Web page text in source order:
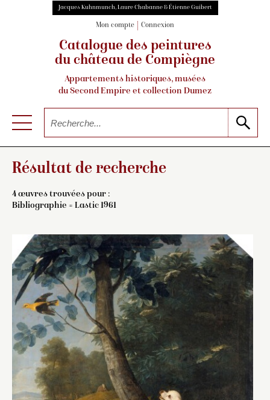
Jacques Kuhnmunch, Laure Chabanne & Étienne Guibert
Mon compte Connexion
Catalogue des peintures
du château de Compiègne
Appartements historiques, musées
du Second Empire et collection Dumez
Résultat de recherche
4 œuvres trouvées pour :
Bibliographie = Lastic 1961